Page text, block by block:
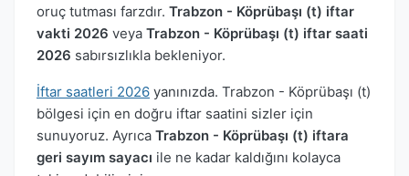
oruç tutması farzdır. Trabzon - Köprübaşı (t) iftar
vakti 2026 veya Trabzon - Köprübaşı (t) iftar saati
2026 sabırsızlıkla bekleniyor.
İftar saatleri 2026 yanınızda. Trabzon - Köprübaşı (t)
bölgesi için en doğru iftar saatini sizler için
sunuyoruz. Ayrıca Trabzon - Köprübaşı (t) iftara
geri sayım sayacı ile ne kadar kaldığını kolayca